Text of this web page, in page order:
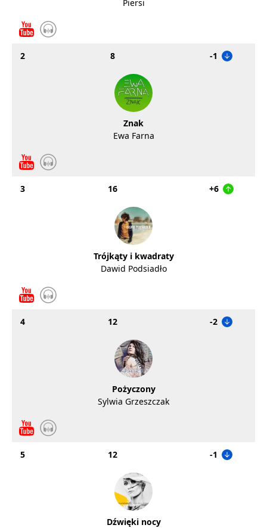
Piersi
2 8 -1
Znak
Ewa Farna
3 16 +6
Trójkąty i kwadraty
Dawid Podsiadło
4 12 -2
Pożyczony
Sylwia Grzeszczak
5 12 -1
Dźwięki nocy